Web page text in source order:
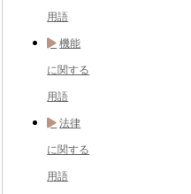
用語
機能
に関する
用語
法律
に関する
用語